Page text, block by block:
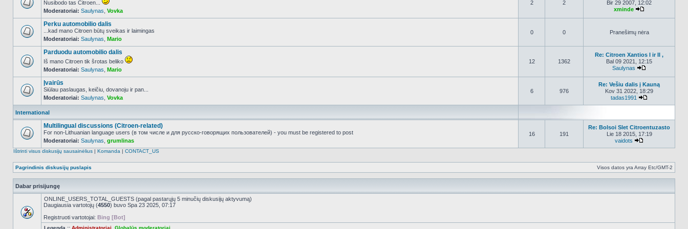
NO_UNREAD_POSTS
Nusibodo tas Citroen...
Moderatoriai: Saulynas Vovka
2 2
Bir 29 2007, 12:02
xminde
NO_UNREAD_POSTS
Perku automobilio dalis
...kad mano Citroen būtų sveikas ir laimingas
Moderatoriai: Saulynas Mario
0 0 Pranešimų nėra
NO_UNREAD_POSTS
Parduodu automobilio dalis
Iš mano Citroen tik šrotas beliko
Moderatoriai: Saulynas Mario
12 1362
Re: Citroen Xantios I ir II ,
Bal 09 2021, 12:15
Saulynas
NO_UNREAD_POSTS
Įvairūs
Siūlau paslaugas, keičiu, dovanoju ir pan...
Moderatoriai: Saulynas Vovka
6 976
Re: Vešiu dalis į Kauną
Kov 31 2022, 18:29
tadas1991
International
NO_UNREAD_POSTS
Multilingual discussions (Citroen-related)
For non-Lithuanian language users (в том числе и для русско-говорящих пользователей) - you must be registered to post
Moderatoriai: Saulynas grumlinas
16 191
Re: Bolsoi Slet Citroentuzasto
Lie 18 2015, 17:19
vaidots
Ištrinti visus diskusijų sausainėlius | Komanda | CONTACT_US
Pagrindinis diskusijų puslapis Visos datos yra Array Etc/GMT-2
Dabar prisijungę
ONLINE_USERS_TOTAL_GUESTS (pagal pastarųjų 5 minučių diskusijų aktyvumą)
Daugiausia vartotojų (4550) buvo Spa 23 2025, 07:17
Registruoti vartotojai: Bing [Bot]
Legenda :: Administratoriai Globalūs moderatoriai